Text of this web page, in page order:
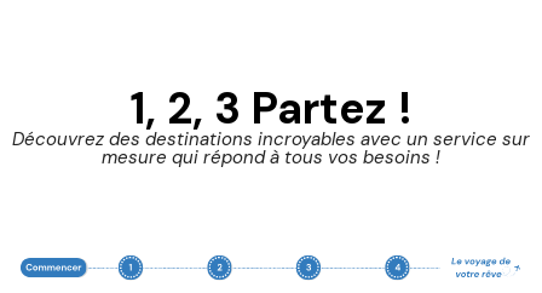
1, 2, 3 Partez !
Découvrez des destinations incroyables avec un service sur
mesure qui répond à tous vos besoins !